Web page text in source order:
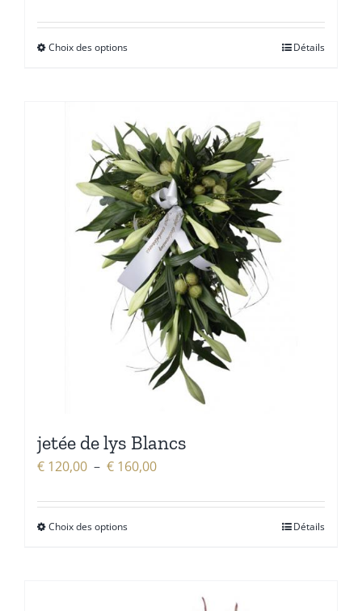
prix :
Choix des options Détails
jetée de lys Blancs
€ 120,00 – € 160,00Plage
prix :
Choix des options Détails